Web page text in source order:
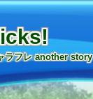
ラフレ another story